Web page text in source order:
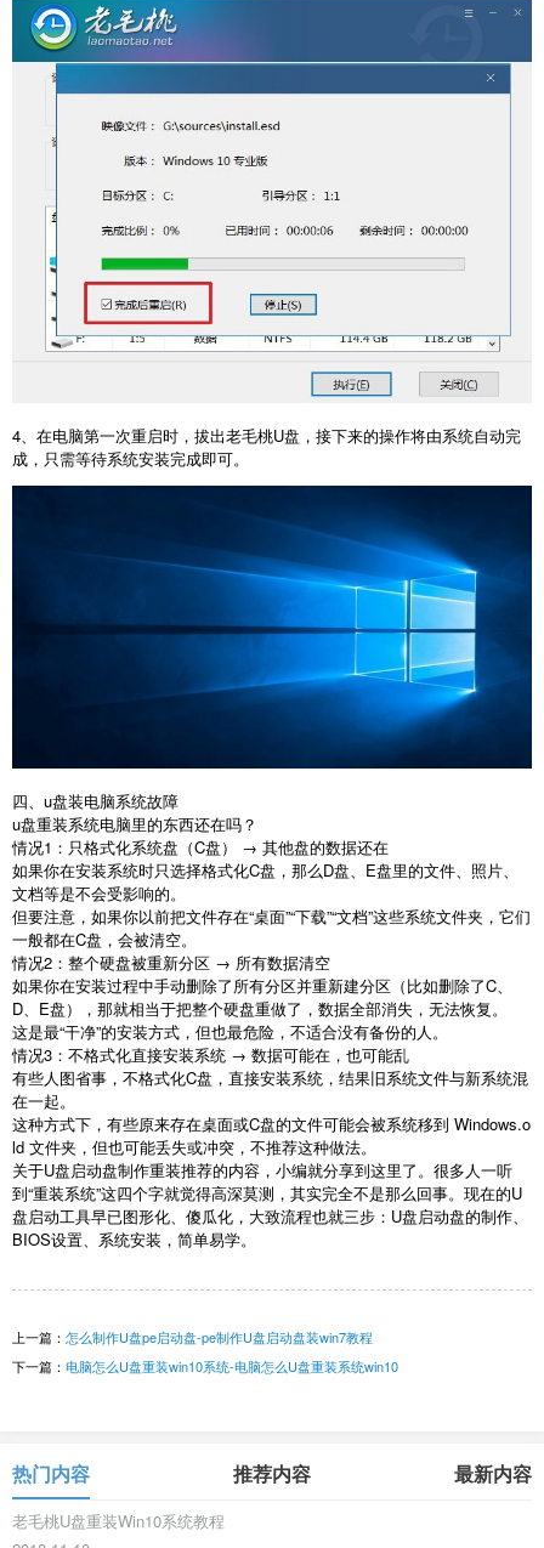
4 、在电脑第一次重启时，拔出老毛桃U盘，接下来的操作将由系统自动完
成，只需等待系统安装完成即可。
四、u盘装电脑系统故障
u盘重装系统电脑里的东西还在吗？
情况1 ：只格式化系统盘（C盘） → 其他盘的数据还在
如果你在安装系统时只选择格式化C盘，那么D盘、 E盘里的文件、照片、
文档等是不会受影响的。
但要注意，如果你以前把文件存在“桌面”“下载”“文档”这些系统文件夹，它们
一般都在C盘，会被清空。
情况2 ：整个硬盘被重新分区 → 所有数据清空
如果你在安装过程中手动删除了所有分区并重新建分区（比如删除了C
D
E盘），那就相当于把整个硬盘重做了，数据全部消失，无法恢复。
这是最“干净”的安装方式，但也最危险，不适合没有备份的人。
情况3 ：不格式化直接安装系统 → 数据可能在，也可能乱
有些人图省事，不格式化C盘，直接安装系统，结果旧系统文件与新系统混
在一起。
这种方式下，有些原来存在桌面或C盘的文件可能会被系统移到 Windows.o
ld 文件夹，但也可能丢失或冲突，不推荐这种做法。
关于U盘启动盘制作重装推荐的内容，小编就分享到这里了。很多人一听
到“重装系统”这四个字就觉得高深莫测，其实完全不是那么回事。现在的U
盘启动工具早已图形化、傻瓜化，大致流程也就三步： U盘启动盘的制作、
BIOS设置、系统安装，简单易学。
上一篇： 怎么制作U盘pe启动盘-pe制作U盘启动盘装win7教程
下一篇： 电脑怎么U盘重装win10系统-电脑怎么U盘重装系统win10
热门内容 推荐内容 最新内容
老毛桃U盘重装Win10系统教程